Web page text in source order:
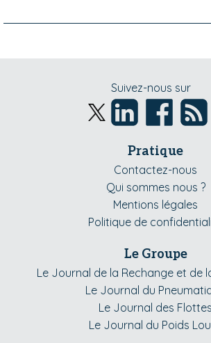
Suivez-nous sur
Pratique
Contactez-nous
Qui sommes nous ?
Mentions légales
Politique de
Le Groupe
Le Journal de la Rechange et de
Le Journal du
Le Journal des Flottes
Le Journal du Poids